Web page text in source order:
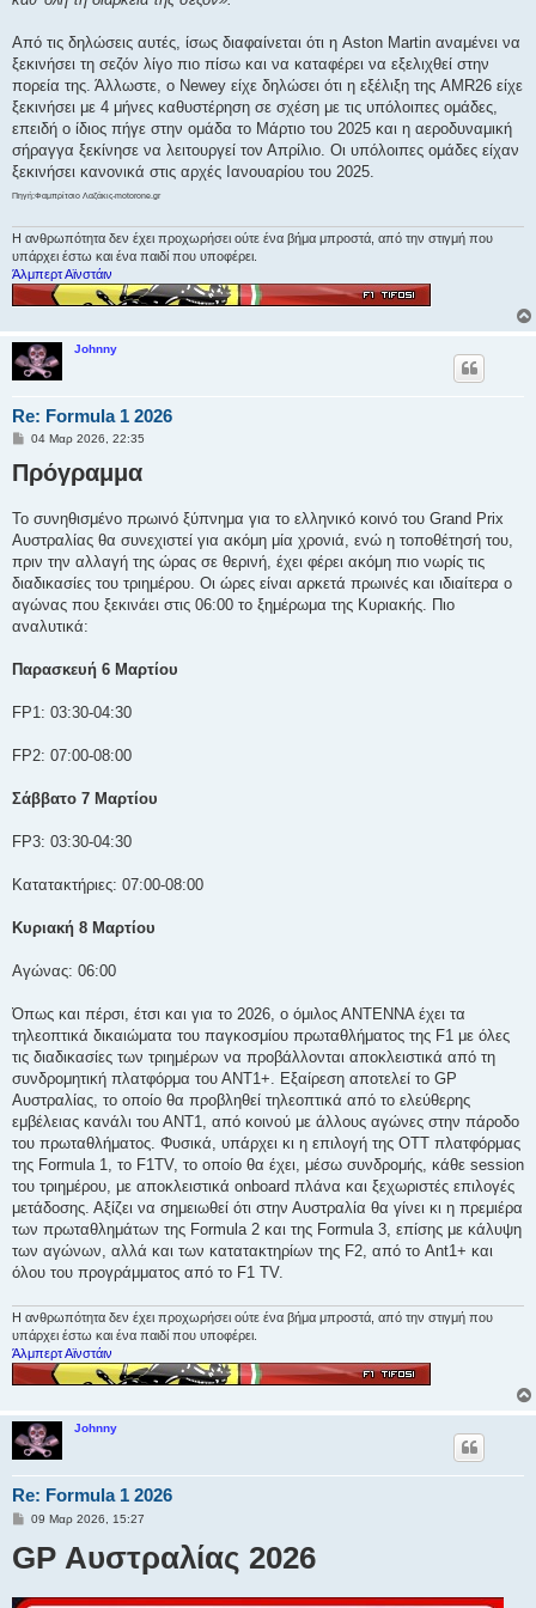
Από τις δηλώσεις αυτές, ίσως διαφαίνεται ότι η Aston Martin αναμένει να
ξεκινήσει τη σεζόν λίγο πιο πίσω και να καταφέρει να εξελιχθεί στην
πορεία της. Άλλωστε, ο Newey είχε δηλώσει ότι η εξέλιξη της AMR26 είχε
ξεκινήσει με 4 μήνες καθυστέρηση σε σχέση με τις υπόλοιπες ομάδες,
επειδή ο ίδιος πήγε στην ομάδα το Μάρτιο του 2025 και η αεροδυναμική
σήραγγα ξεκίνησε να λειτουργεί τον Απρίλιο. Οι υπόλοιπες ομάδες είχαν
ξεκινήσει κανονικά στις αρχές Ιανουαρίου του 2025.
Πηγή:Φαμπρίτσιο Λαζάκις-motorone.gr
Η ανθρωπότητα δεν έχει προχωρήσει ούτε ένα βήμα μπροστά, από την στιγμή που
υπάρχει έστω και ένα παιδί που υποφέρει.
Άλμπερτ Αϊνστάιν
Johnny
Re: Formula 1 2026
Δ
μ
ο
ε
υ
η
04 Μαρ 2026, 22:35
Πρόγραμμα
Το συνηθισμένο πρωινό ξύπνημα για το ελληνικό κοινό του Grand Prix
Αυστραλίας θα συνεχιστεί για ακόμη μία χρονιά, ενώ η τοποθέτησή του,
πριν την αλλαγή της ώρας σε θερινή, έχει φέρει ακόμη πιο νωρίς τις
διαδικασίες του τριημέρου. Οι ώρες είναι αρκετά πρωινές και ιδιαίτερα ο
αγώνας που ξεκινάει στις 06:00 το ξημέρωμα της Κυριακής. Πιο
αναλυτικά:
Παρασκευή 6 Μαρτίου
FP1: 03:30-04:30
FP2: 07:00-08:00
Σάββατο 7 Μαρτίου
FP3: 03:30-04:30
Κατατακτήριες: 07:00-08:00
Κυριακή 8 Μαρτίου
Αγώνας: 06:00
Όπως και πέρσι, έτσι και για το 2026, ο όμιλος ΑΝΤΕΝΝΑ έχει τα
τηλεοπτικά δικαιώματα του παγκοσμίου πρωταθλήματος της F1 με όλες
τις διαδικασίες των τριημέρων να προβάλλονται αποκλειστικά από τη
συνδρομητική πλατφόρμα του ΑΝΤ1+. Εξαίρεση αποτελεί το GP
Αυστραλίας, το οποίο θα προβληθεί τηλεοπτικά από το ελεύθερης
εμβέλειας κανάλι του ΑΝΤ1, από κοινού με άλλους αγώνες στην πάροδο
του πρωταθλήματος. Φυσικά, υπάρχει κι η επιλογή της ΟΤΤ πλατφόρμας
της Formula 1, το F1TV, το οποίο θα έχει, μέσω συνδρομής, κάθε session
του τριημέρου, με αποκλειστικά onboard πλάνα και ξεχωριστές επιλογές
μετάδοσης. Αξίζει να σημειωθεί ότι στην Αυστραλία θα γίνει κι η πρεμιέρα
των πρωταθλημάτων της Formula 2 και της Formula 3, επίσης με κάλυψη
των αγώνων, αλλά και των κατατακτηρίων της F2, από το Ant1+ και
όλου του προγράμματος από το F1 TV.
Η ανθρωπότητα δεν έχει προχωρήσει ούτε ένα βήμα μπροστά, από την στιγμή που
υπάρχει έστω και ένα παιδί που υποφέρει.
Άλμπερτ Αϊνστάιν
Johnny
Re: Formula 1 2026
Δ
μ
ο
ε
09 Μαρ 2026, 15:27
GP Αυστραλίας 2026